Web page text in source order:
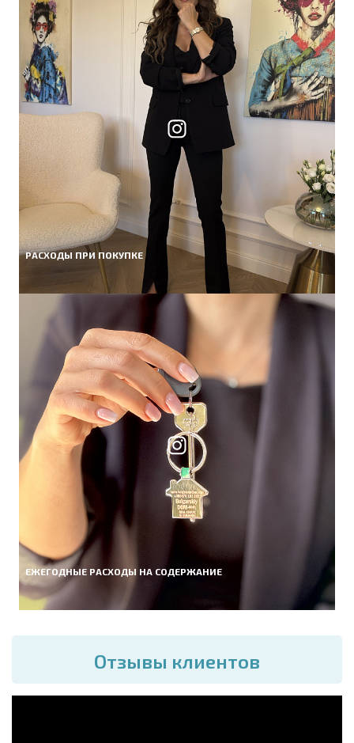
РАСХОДЫ ПРИ ПОКУПКЕ
ЕЖЕГОДНЫЕ РАСХОДЫ НА СОДЕРЖАНИЕ
Отзывы клиентов